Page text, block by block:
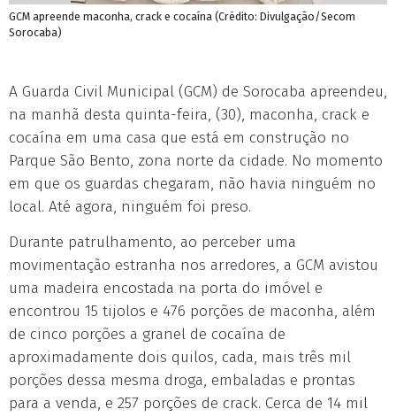
GCM apreende maconha, crack e cocaína (Crédito: Divulgação/Secom
Sorocaba)
A Guarda Civil Municipal (GCM) de Sorocaba apreendeu,
na manhã desta quinta-feira, (30), maconha, crack e
cocaína em uma casa que está em construção no
Parque São Bento, zona norte da cidade. No momento
em que os guardas chegaram, não havia ninguém no
local. Até agora, ninguém foi preso.
Durante patrulhamento, ao perceber uma
movimentação estranha nos arredores, a GCM avistou
uma madeira encostada na porta do imóvel e
encontrou 15 tijolos e 476 porções de maconha, além
de cinco porções a granel de cocaína de
aproximadamente dois quilos, cada, mais três mil
porções dessa mesma droga, embaladas e prontas
para a venda, e 257 porções de crack. Cerca de 14 mil